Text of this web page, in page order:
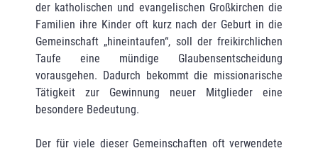
der katholischen und evangelischen Großkirchen die
Familien ihre Kinder oft kurz nach der Geburt in die
Gemeinschaft „hineintaufen“, soll der freikirchlichen
Taufe eine mündige Glaubensentscheidung
vorausgehen. Dadurch bekommt die missionarische
Tätigkeit zur Gewinnung neuer Mitglieder eine
besondere Bedeutung.
Der für viele dieser Gemeinschaften oft verwendete